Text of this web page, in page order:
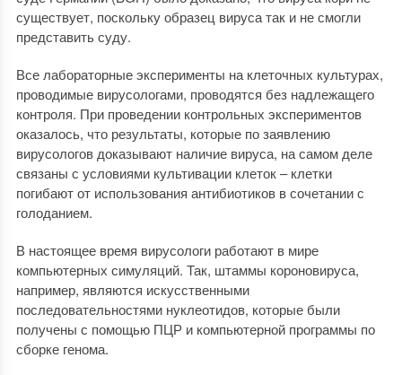
существует, поскольку образец вируса так и не смогли
представить суду.
Все лабораторные эксперименты на клеточных культурах,
проводимые вирусологами, проводятся без надлежащего
контроля. При проведении контрольных экспериментов
оказалось, что результаты, которые по заявлению
вирусологов доказывают наличие вируса, на самом деле
связаны с условиями культивации клеток – клетки
погибают от использования антибиотиков в сочетании с
голоданием.
В настоящее время вирусологи работают в мире
компьютерных симуляций. Так, штаммы короновируса,
например, являются искусственными
последовательностями нуклеотидов, которые были
получены с помощью ПЦР и компьютерной программы по
сборке генома.